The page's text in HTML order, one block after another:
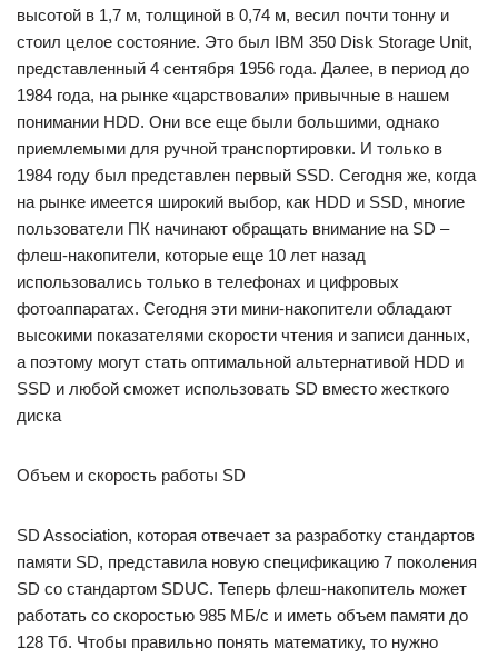
высотой в 1,7 м, толщиной в 0,74 м, весил почти тонну и
стоил целое состояние. Это был IBM 350 Disk Storage Unit,
представленный 4 сентября 1956 года. Далее, в период до
1984 года, на рынке «царствовали» привычные в нашем
понимании HDD. Они все еще были большими, однако
приемлемыми для ручной транспортировки. И только в
1984 году был представлен первый SSD. Сегодня же, когда
на рынке имеется широкий выбор, как HDD и SSD, многие
пользователи ПК начинают обращать внимание на SD –
флеш-накопители, которые еще 10 лет назад
использовались только в телефонах и цифровых
фотоаппаратах. Сегодня эти мини-накопители обладают
высокими показателями скорости чтения и записи данных,
а поэтому могут стать оптимальной альтернативой HDD и
SSD и любой сможет использовать SD вместо жесткого
диска
Объем и скорость работы SD
SD Association, которая отвечает за разработку стандартов
памяти SD, представила новую спецификацию 7 поколения
SD со стандартом SDUC. Теперь флеш-накопитель может
работать со скоростью 985 МБ/с и иметь объем памяти до
128 Тб. Чтобы правильно понять математику, то нужно